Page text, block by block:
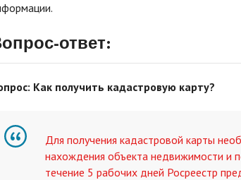
ответ:
Как получить кадастровую карту?
Для получения кадастровой карты
нахождения объекта недвижимости и
течение 5 рабочих дней Росреестр